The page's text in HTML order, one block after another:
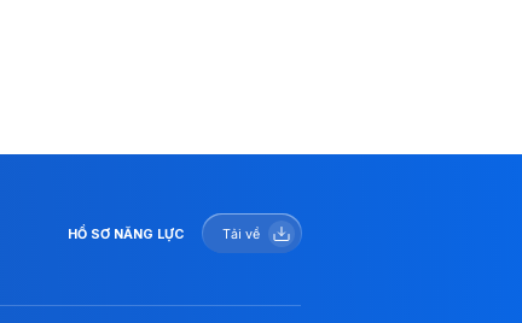
HỒ SƠ NĂNG LỰC Tải về